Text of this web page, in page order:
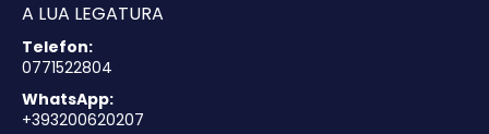
A LUA LEGATURA
Telefon:
0771522804
WhatsApp:
+393200620207